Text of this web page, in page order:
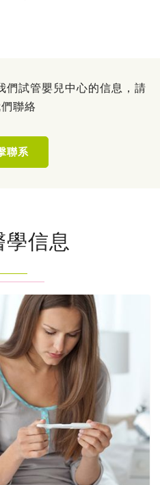
們試管嬰兒中心的信息，請
聯絡
聯系
學信息